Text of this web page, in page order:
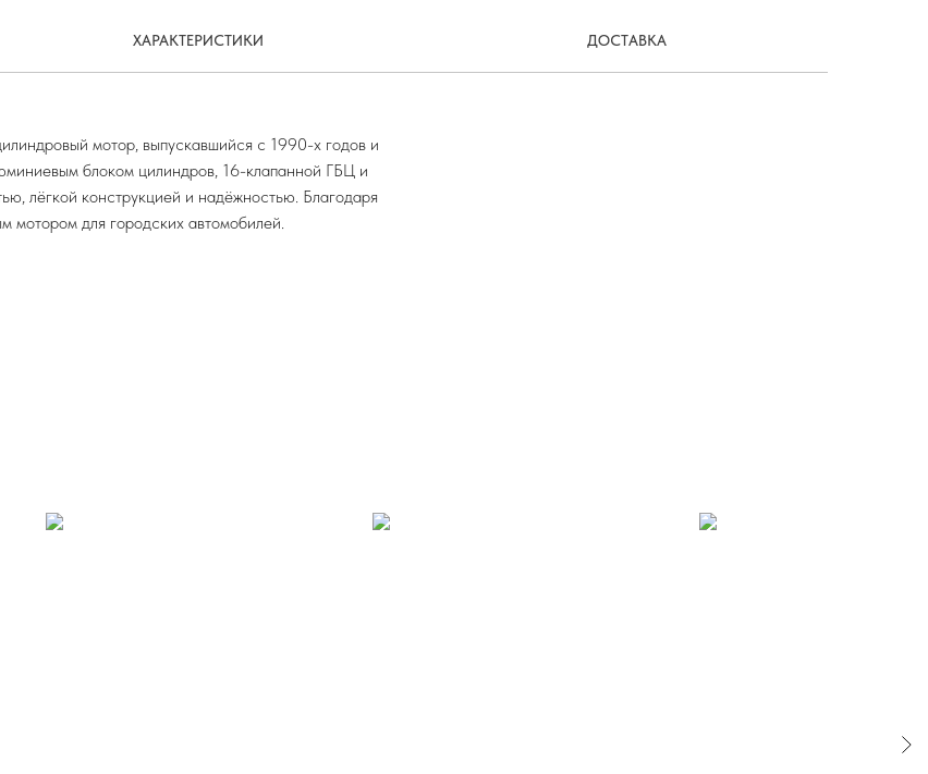
ХАРАКТЕРИСТИКИ ДОСТАВКА
мотор, выпускавшийся с 1990-х годов и
блоком цилиндров, 16-клапанной ГБЦ и
лёгкой конструкцией и надёжностью. Благодаря
мотором для городских автомобилей.